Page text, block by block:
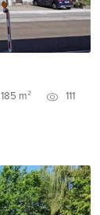
185 m² 111